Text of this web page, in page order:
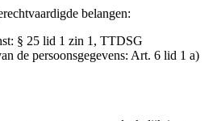
belangen:
§ 25 lid 1 zin 1, TTDSG
de persoonsgegevens: Art. 6 lid 1 a)